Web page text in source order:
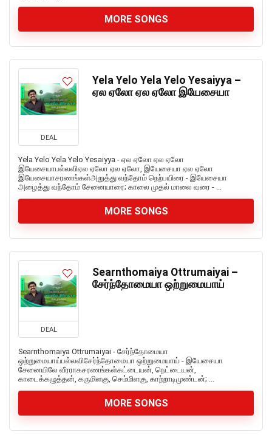
MORE SONGS
DEAL
Yela Yelo Yela Yelo Yesaiyya –
ஏல ஏலோ ஏல ஏலோ இயேசையா
Yela Yelo Yela Yelo Yesaiyya - ஏல ஏலோ ஏல ஏலோ
இயேசையாபல்லவிஏல ஏலோ ஏல ஏலோ, இயேசையா ஏல ஏலோ
இயேசையாசரணங்கள்அறுத்து வந்தோம் நெற்பயிரை - இயேசையா
அழைத்து வந்தோம் சேனையாரை; காலை முதல் மாலை வரை - ...
MORE SONGS
DEAL
Searnthomaiya Ottrumaiyai –
சேர்ந்தோமையா ஒற்றுமையாய்
Searnthomaiya Ottrumaiyai - சேர்ந்தோமையா
ஒற்றுமையாய்பல்லவிசேர்ந்தோமையா ஒற்றுமையாய் - இயேசையா
சேனையிலே வீரராகசரணங்கள்கட்டையன், நெட்டையன்,
காடைக்கழுத்தன், கருமிளகு, செம்மிளகு, காற்றாடிமுண்டன்; ...
MORE SONGS